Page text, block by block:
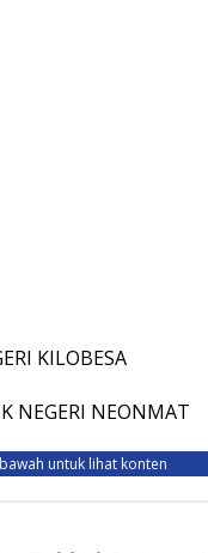
KILOBESA
NEGERI NEONMAT
untuk lihat konten